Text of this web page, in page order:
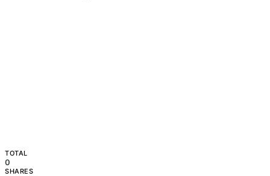
TOTAL
0
SHARES